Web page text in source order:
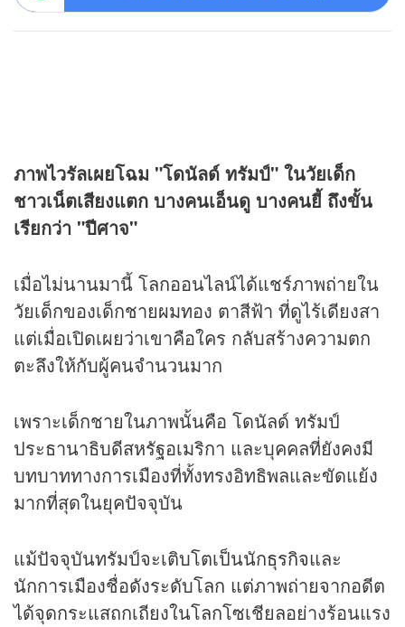
ภาพไวรัลเผยโฉม "โดนัลด์ ทรัมป์" ในวัยเด็ก
ชาวเน็ตเสียงแตก บางคนเอ็นดู บางคนยี้ ถึงขั้น
เรียกว่า "ปีศาจ"
เมื่อไม่นานมานี้ โลกออนไลน์ได้แชร์ภาพถ่ายใน
วัยเด็กของเด็กชายผมทอง ตาสีฟ้า ที่ดูไร้เดียงสา
แต่เมื่อเปิดเผยว่าเขาคือใคร กลับสร้างความตก
ตะลึงให้กับผู้คนจำนวนมาก
เพราะเด็กชายในภาพนั้นคือ โดนัลด์ ทรัมป์
ประธานาธิบดีสหรัฐอเมริกา และบุคคลที่ยังคงมี
บทบาททางการเมืองที่ทั้งทรงอิทธิพลและขัดแย้ง
มากที่สุดในยุคปัจจุบัน
แม้ปัจจุบันทรัมป์จะเติบโตเป็นนักธุรกิจและ
นักการเมืองชื่อดังระดับโลก แต่ภาพถ่ายจากอดีต
ได้จุดกระแสถกเถียงในโลกโซเชียลอย่างร้อนแรง